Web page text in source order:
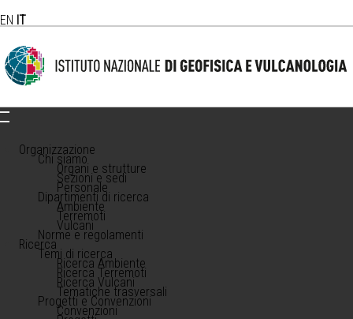
EN IT
Organizzazione
Chi siamo
Organi e strutture
Sezioni e sedi
Personale
Dipartimenti di ricerca
Ambiente
Terremoti
Vulcani
Norme e regolamenti
Ricerca
Temi di ricerca
Ricerca Ambiente
Ricerca Terremoti
Ricerca Vulcani
Tematiche trasversali
Progetti e Convenzioni
Convenzioni